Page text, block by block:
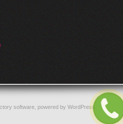
software, powered by WordPress